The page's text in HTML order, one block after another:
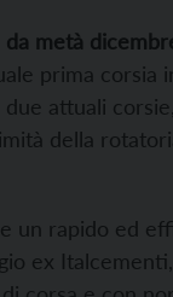
da metà
prima corsia
attuali
della
un rapido ed
ex